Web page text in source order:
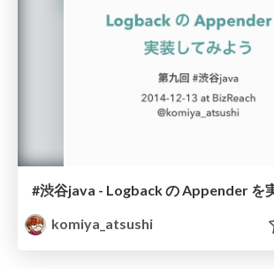
#渋谷java - Logback の Appender を
komiya_atsushi